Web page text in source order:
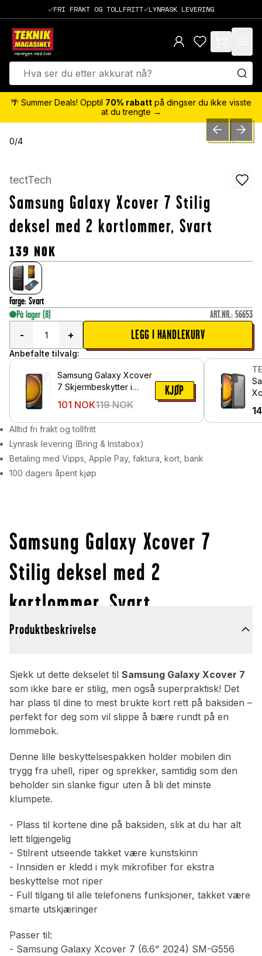
FRI FRAKT OG TOLLFRITT LYNRASK LEVERING
items in cart,
🌴 Summer Deals! Opptil 70% rabatt på dingser du ikke visste
at du trengte →
0/4 PREVIOUSNEXT
tectTech
Samsung Galaxy Xcover 7 Stilig
deksel med 2 kortlommer, Svart
139 NOK
Farge: Svart
På lager (8) ART.NR.: 56653
-
+ LEGG I HANDLEKURV
Anbefalte tilvalg:
Samsung Galaxy Xcover
7 Skjermbeskytter i
101 NOK119 NOK
KJØP
Alltid fri frakt og tollfritt
Lynrask levering (Bring & Instabox)
Betaling med Vipps, Apple Pay, faktura, kort, bank
100 dagers åpent kjøp
Samsung Galaxy Xcover 7
Stilig deksel med 2
kortlommer, Svart
Produktbeskrivelse
Sjekk ut dette dekselet til Samsung Galaxy Xcover 7
som ikke bare er stilig, men også superpraktisk! Det
har plass til dine to mest brukte kort rett på baksiden –
perfekt for deg som vil slippe å bære rundt på en
lommebok.
Denne lille beskyttelsespakken holder mobilen din
trygg fra uhell, riper og sprekker, samtidig som den
beholder sin slanke figur uten å bli det minste
klumpete.
- Plass til kortene dine på baksiden, slik at du har alt
lett tilgjengelig
- Stilrent utseende takket være kunstskinn
- Innsiden er kledd i myk mikrofiber for ekstra
beskyttelse mot riper
- Full tilgang til alle telefonens funksjoner, takket være
smarte utskjæringer
Passer til:
- Samsung Galaxy Xcover 7 (6.6" 2024) SM-G556